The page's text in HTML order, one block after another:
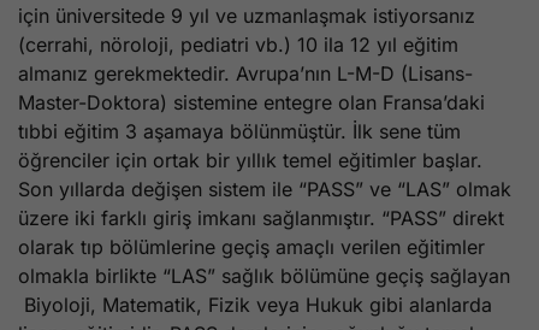
için üniversitede 9 yıl ve uzmanlaşmak istiyorsanız
(cerrahi, nöroloji, pediatri vb.) 10 ila 12 yıl eğitim
almanız gerekmektedir. Avrupa’nın L-M-D (Lisans-
Master-Doktora) sistemine entegre olan Fransa’daki
tıbbi eğitim 3 aşamaya bölünmüştür. İlk sene tüm
öğrenciler için ortak bir yıllık temel eğitimler başlar.
Son yıllarda değişen sistem ile “PASS” ve “LAS” olmak
üzere iki farklı giriş imkanı sağlanmıştır. “PASS” direkt
olarak tıp bölümlerine geçiş amaçlı verilen eğitimler
olmakla birlikte “LAS” sağlık bölümüne geçiş sağlayan
Biyoloji, Matematik, Fizik veya Hukuk gibi alanlarda